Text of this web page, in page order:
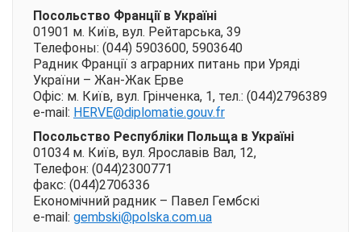
Посольство Франції в Україні
01901 м. Київ, вул. Рейтарська, 39
Телефоны: (044) 5903600, 5903640
Радник Франції з аграрних питань при Уряді
України – Жан-Жак Ерве
Офіс: м. Київ, вул. Грінченка, 1, тел.: (044)2796389
e-mail: HERVE@diplomatie.gouv.fr
Посольство Республіки Польща в Україні
01034 м. Київ, вул. Ярославів Вал, 12,
Телефон: (044)2300771
факс: (044)2706336
Економічний радник – Павел Гембскі
e-mail: gembski@polska.com.ua